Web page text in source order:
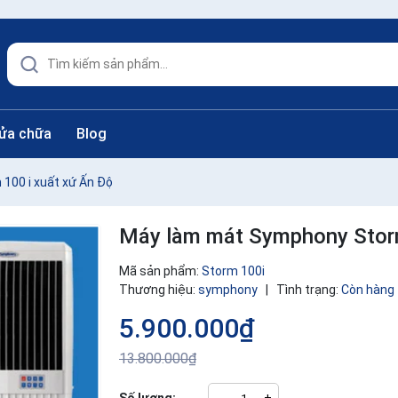
chữa Blog
i xuất xứ Ấn Độ
Máy làm mát Symphony
Mã sản phẩm: Storm 100i
Thương hiệu: symphony Tình trạng: Còn hàng
5.900.000₫
13.800.000₫